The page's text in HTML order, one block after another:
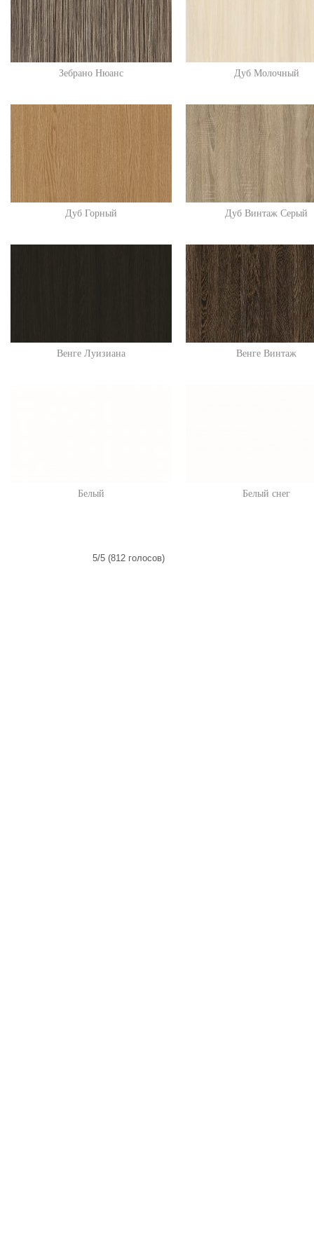
Зебрано Нюанс Дуб Молочный
Дуб Горный Дуб Винтаж Серый
Венге Луизиана Венге Винтаж
Белый Белый снег
5/5 (812 голосов)